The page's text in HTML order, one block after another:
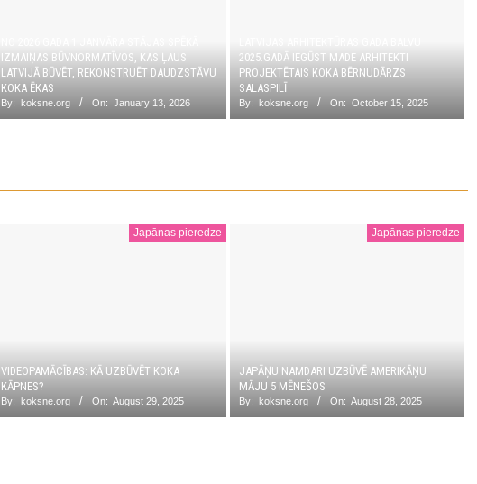
IZMAIŅAS BŪVNORMATĪVOS, KAS ĻAUS
LATVIJĀ BŪVĒT, REKONSTRUĒT DAUDZSTĀVU
KOKA ĒKAS
By: koksne.org On: January 13, 2026
2025.GADĀ IEGŪST MADE ARHITEKTI
PROJEKTĒTAIS KOKA BĒRNUDĀRZS
SALASPILĪ
By: koksne.org On: October 15, 2025
Japānas pieredze
VIDEOPAMĀCĪBAS: KĀ UZBŪVĒT KOKA
KĀPNES?
By: koksne.org On: August 29, 2025
Japānas pieredze
JAPĀŅU NAMDARI UZBŪVĒ AMERIKĀŅU
MĀJU 5 MĒNEŠOS
By: koksne.org On: August 28, 2025